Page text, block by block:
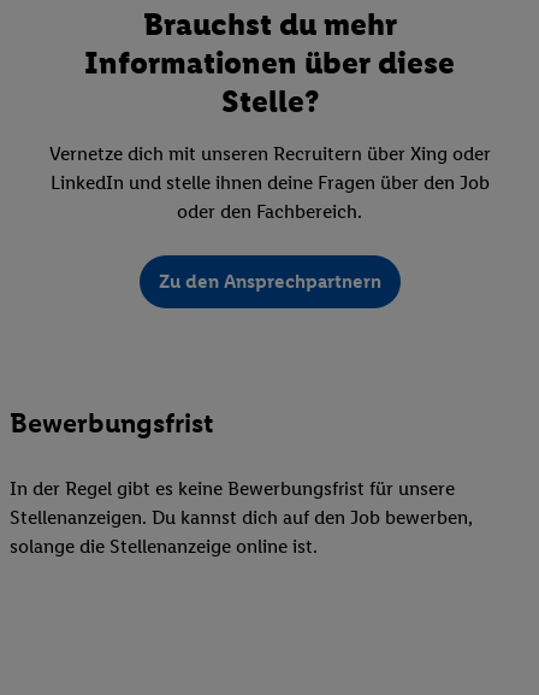
Brauchst du mehr
Informationen über diese
Stelle?
Vernetze dich mit unseren Recruitern über Xing oder
LinkedIn und stelle ihnen deine Fragen über den Job
oder den Fachbereich.
Zu den Ansprechpartnern
Bewerbungsfrist
In der Regel gibt es keine Bewerbungsfrist für unsere
Stellenanzeigen. Du kannst dich auf den Job bewerben,
solange die Stellenanzeige online ist.